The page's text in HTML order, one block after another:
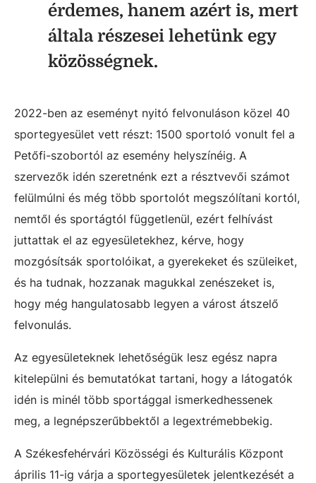
érdemes, hanem azért is, mert
általa részesei lehetünk egy
közösségnek.
2022-ben az eseményt nyitó felvonuláson közel 40
sportegyesület vett részt: 1500 sportoló vonult fel a
Petőfi-szobortól az esemény helyszínéig. A
szervezők idén szeretnénk ezt a résztvevői számot
felülmúlni és még több sportolót megszólítani kortól,
nemtől és sportágtól függetlenül, ezért felhívást
juttattak el az egyesületekhez, kérve, hogy
mozgósítsák sportolóikat, a gyerekeket és szüleiket,
és ha tudnak, hozzanak magukkal zenészeket is,
hogy még hangulatosabb legyen a várost átszelő
felvonulás.
Az egyesületeknek lehetőségük lesz egész napra
kitelepülni és bemutatókat tartani, hogy a látogatók
idén is minél több sportággal ismerkedhessenek
meg, a legnépszerűbbektől a legextrémebbekig.
A Székesfehérvári Közösségi és Kulturális Központ
április 11-ig várja a sportegyesületek jelentkezését a